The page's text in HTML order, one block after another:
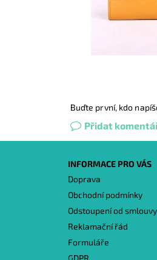
Buďte první, kdo
Přidat
INFORMACE PRO VÁS
Doprava
Obchodní podmínky
Odstoupení od smlouvy
Reklamační řád
Formuláře
GDPR